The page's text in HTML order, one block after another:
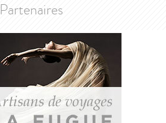
Partenaires